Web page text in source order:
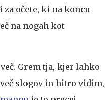
očete, ki na koncu
na nogah kot
Grem tja, kjer lahko
slogov in hitro vidim,